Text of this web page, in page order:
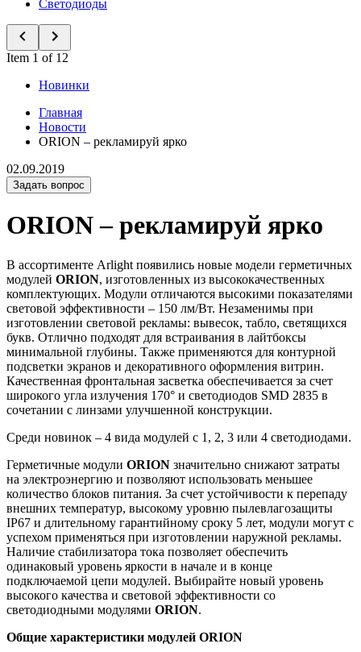
Светодиоды
Item 1 of 12
Новинки
Главная
Новости
ORION – рекламируй ярко
02.09.2019
Задать вопрос
ORION – рекламируй ярко
В ассортименте Arlight появились новые модели герметичных
модулей ORION, изготовленных из высококачественных
комплектующих. Модули отличаются высокими показателями
световой эффективности – 150 лм/Вт. Незаменимы при
изготовлении световой рекламы: вывесок, табло, светящихся
букв. Отлично подходят для встраивания в лайтбоксы
минимальной глубины. Также применяются для контурной
подсветки экранов и декоративного оформления витрин.
Качественная фронтальная засветка обеспечивается за счет
широкого угла излучения 170° и светодиодов SMD 2835 в
сочетании с линзами улучшенной конструкции.
Среди новинок – 4 вида модулей с 1, 2, 3 или 4 светодиодами.
Герметичные модули ORION значительно снижают затраты
на электроэнергию и позволяют использовать меньшее
количество блоков питания. За счет устойчивости к перепаду
внешних температур, высокому уровню пылевлагозащиты
IP67 и длительному гарантийному сроку 5 лет, модули могут с
успехом применяться при изготовлении наружной рекламы.
Наличие стабилизатора тока позволяет обеспечить
одинаковый уровень яркости в начале и в конце
подключаемой цепи модулей. Выбирайте новый уровень
высокого качества и световой эффективности со
светодиодными модулями ORION.
Общие характеристики модулей ORION